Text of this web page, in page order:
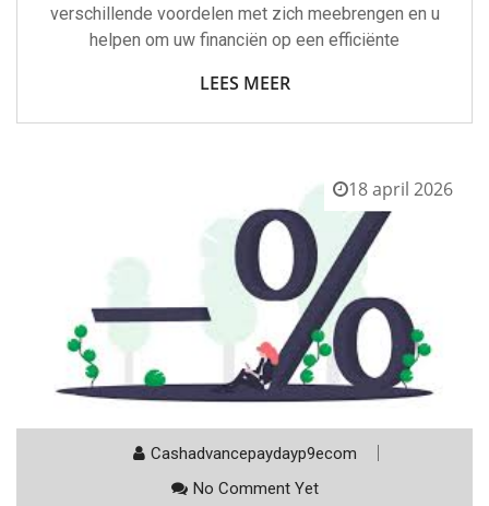
verschillende voordelen met zich meebrengen en u
helpen om uw financiën op een efficiënte
LEES MEER
18 april 2026
Cashadvancepaydayp9ecom
No Comment Yet